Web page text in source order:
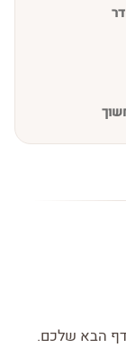
הבא שלכם.